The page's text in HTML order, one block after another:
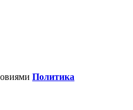
Политика